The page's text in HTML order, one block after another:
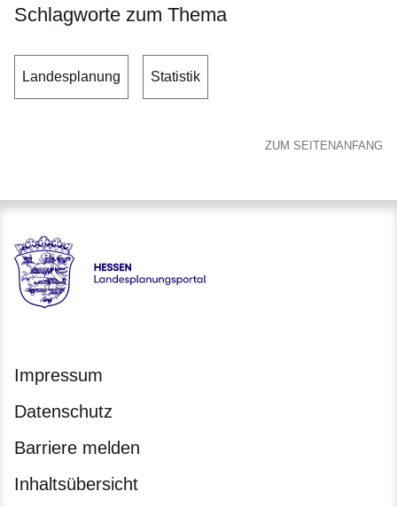
Schlagworte zum Thema
Landesplanung Statistik
ZUM SEITENANFANG
Hessen - Landesplanungsportal
Impressum
Datenschutz
Barriere melden
Inhaltsübersicht